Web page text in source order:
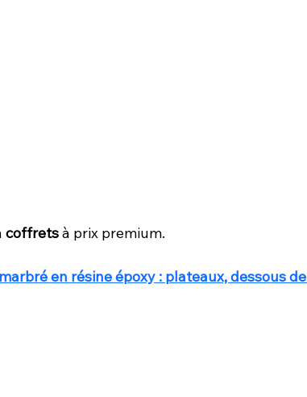
coffrets à prix premium.
en résine époxy : plateaux, dessous de